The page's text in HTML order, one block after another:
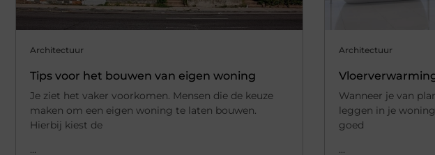
Architectuur
Tips voor het bouwen van eigen woning
Je ziet het vaker voorkomen. Mensen die de keuze
maken om een eigen woning te laten bouwen.
Hierbij kiest de
...
Architectuur
Wanneer je van
leggen in je
goed
...